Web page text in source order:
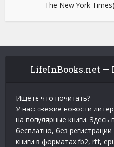
The New York Times)
LifeInBooks.net —
Ищете что почитать?
У нас: свежие новости
на популярные книги.
бесплатно, без
книги в форматах fb2, rtf,